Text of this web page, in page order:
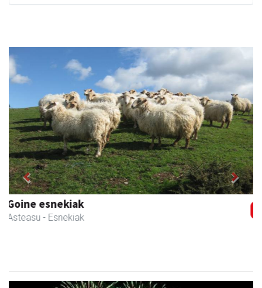
Txortu mekanizaketa eta muntaketa
Asteasu - Mekanizatuak
Previous Next